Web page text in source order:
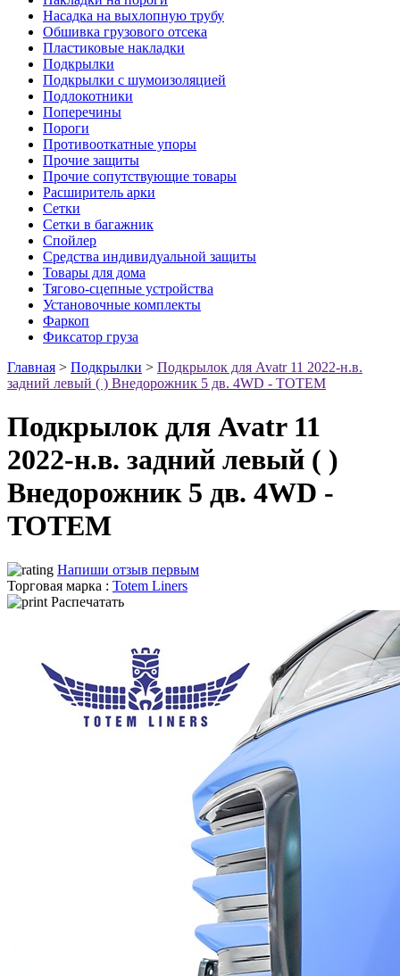
Насадка на выхлопную трубу
Обшивка грузового отсека
Пластиковые накладки
Подкрылки
Подкрылки с шумоизоляцией
Подлокотники
Поперечины
Пороги
Противооткатные упоры
Прочие защиты
Прочие сопутствующие товары
Расширитель арки
Сетки
Сетки в багажник
Спойлер
Средства индивидуальной защиты
Товары для дома
Тягово-сцепные устройства
Установочные комплекты
Фаркоп
Фиксатор груза
Главная > Подкрылки > Подкрылок для Avatr 11 2022-н.в.
задний левый ( ) Внедорожник 5 дв. 4WD - TOTEM
Подкрылок для Avatr 11
2022-н.в. задний левый ( )
Внедорожник 5 дв. 4WD -
TOTEM
Напиши отзыв первым
Торговая марка : Totem Liners
Распечатать